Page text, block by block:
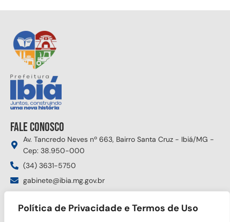
Política de Privacidade e Termos de Uso
Fale conosco
Av. Tancredo Neves nº 663, Bairro Santa Cruz - Ibiá/MG -
Cep: 38.950-000
(34) 3631-5750
gabinete@ibia.mg.gov.br
Siga nas redes sociais